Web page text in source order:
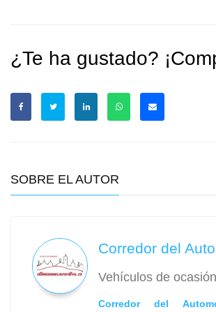
¿Te ha gustado?
SOBRE EL AUTOR
Corredor del
Vehículos de
Corredor del